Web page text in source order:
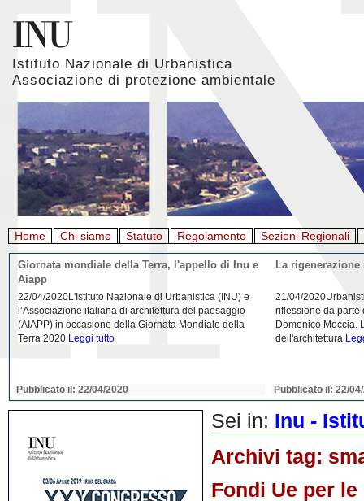
Istituto Nazionale di Urbanistica
Associazione di protezione ambientale
Home Chi siamo Statuto Regolamento Sezioni Regionali
Giornata mondiale della Terra, l'appello di Inu e
Aiapp
22/04/2020L'Istituto Nazionale di Urbanistica (INU) e
l’Associazione italiana di architettura del paesaggio
(AIAPP) in occasione della Giornata Mondiale della
Terra 2020 Leggi tutto
Pubblicato il: 22/04/2020
La
21/04/
riflessione da parte
Domenico Moccia.
dell'architettura
Pubblicato il: 22/
Sei in: Inu -
Archivi tag:
Fondi Ue per